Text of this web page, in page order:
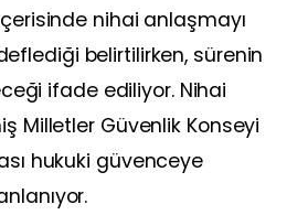
nihai anlaşmayı
belirtilirken, sürenin
ifade ediliyor. Nihai
Milletler Güvenlik Konseyi
hukuki güvenceye